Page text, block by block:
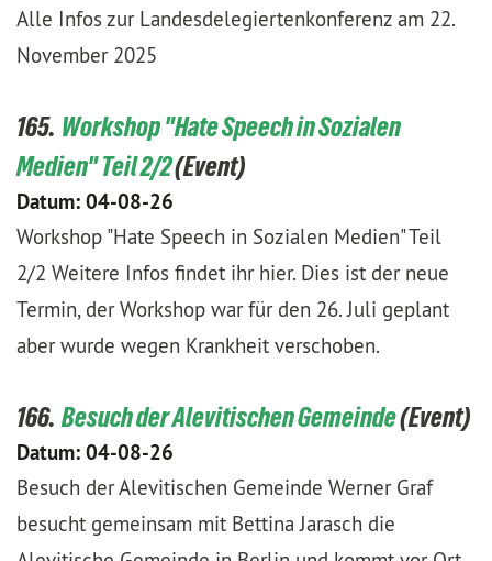
Alle Infos zur Landesdelegiertenkonferenz am 22.
November 2025
165. Workshop "Hate Speech in Sozialen
Medien" Teil 2/2
Datum: 04-08-26
Workshop "Hate Speech in Sozialen Medien" Teil
2/2 Weitere Infos findet ihr hier. Dies ist der neue
Termin, der Workshop war für den 26. Juli geplant
aber wurde wegen Krankheit verschoben.
166. Besuch der Alevitischen Gemeinde
Datum: 04-08-26
Besuch der Alevitischen Gemeinde Werner Graf
besucht gemeinsam mit Bettina Jarasch die